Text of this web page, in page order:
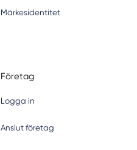
Märkesidentitet
Företag
Logga in
Anslut företag